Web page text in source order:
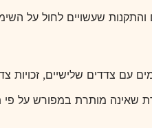
שעשויים לחול על
עם צדדים שלישיים, זכויות